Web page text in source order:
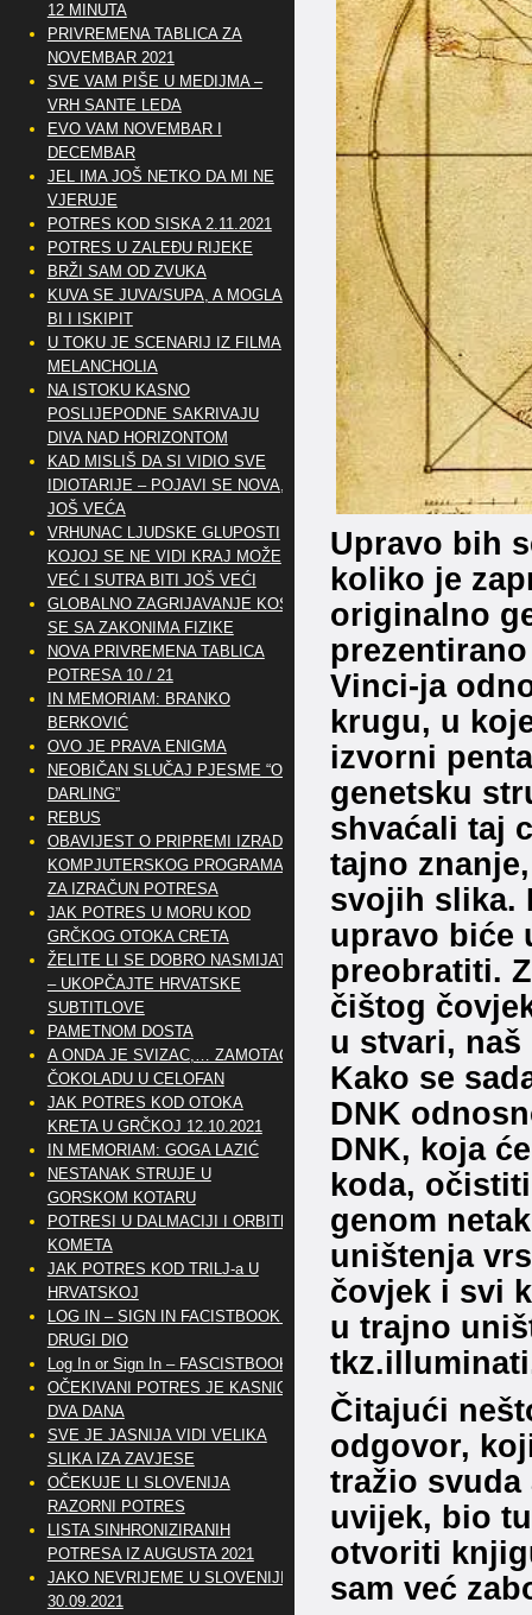
Upravo bih
koliko je
originalno
Vinci-ja
krugu, u
izvorni
genetsku
shvaćali taj
tajno
svojih slika.
upravo biće
preobratiti.
čištog
u stvari,
Kako se
DNK
DNK, koja
koda,
genom
uništenja
čovjek i svi
u trajno
Čitajući
odgovor,
tražio svuda
uvijek, bio
otvoriti
sam već
12 MINUTA
PRIVREMENA TABLICA ZA
NOVEMBAR 2021
SVE VAM PIŠE U MEDIJMA –
VRH SANTE LEDA
EVO VAM NOVEMBAR I
DECEMBAR
JEL IMA JOŠ NETKO DA MI NE
VJERUJE
POTRES KOD SISKA 2.11.2021
POTRES U ZALEĐU RIJEKE
BRŽI SAM OD ZVUKA
KUVA SE JUVA/SUPA, A MOGLA
BI I ISKIPIT
U TOKU JE SCENARIJ IZ FILMA
MELANCHOLIA
NA ISTOKU KASNO
POSLIJEPODNE SAKRIVAJU
DIVA NAD HORIZONTOM
KAD MISLIŠ DA SI VIDIO SVE
IDIOTARIJE – POJAVI SE NOVA,..
JOŠ VEĆA
VRHUNAC LJUDSKE GLUPOSTI
KOJOJ SE NE VIDI KRAJ MOŽE
VEĆ I SUTRA BITI JOŠ VEĆI
GLOBALNO ZAGRIJAVANJE KOSI
SE SA ZAKONIMA FIZIKE
NOVA PRIVREMENA TABLICA
POTRESA 10 / 21
IN MEMORIAM: BRANKO
BERKOVIĆ
OVO JE PRAVA ENIGMA
NEOBIČAN SLUČAJ PJESME “OH
DARLING”
REBUS
OBAVIJEST O PRIPREMI IZRADE
KOMPJUTERSKOG PROGRAMA
ZA IZRAČUN POTRESA
JAK POTRES U MORU KOD
GRČKOG OTOKA CRETA
ŽELITE LI SE DOBRO NASMIJATI
– UKOPČAJTE HRVATSKE
SUBTITLOVE
PAMETNOM DOSTA
A ONDA JE SVIZAC,… ZAMOTAO
ČOKOLADU U CELOFAN
JAK POTRES KOD OTOKA
KRETA U GRČKOJ 12.10.2021
IN MEMORIAM: GOGA LAZIĆ
NESTANAK STRUJE U
GORSKOM KOTARU
POTRESI U DALMACIJI I ORBITE
KOMETA
JAK POTRES KOD TRILJ-a U
HRVATSKOJ
LOG IN – SIGN IN FACISTBOOK –
DRUGI DIO
Log In or Sign In – FASCISTBOOK
OČEKIVANI POTRES JE KASNIO
DVA DANA
SVE JE JASNIJA VIDI VELIKA
SLIKA IZA ZAVJESE
OČEKUJE LI SLOVENIJA
RAZORNI POTRES
LISTA SINHRONIZIRANIH
POTRESA IZ AUGUSTA 2021
JAKO NEVRIJEME U SLOVENIJI
30.09.2021